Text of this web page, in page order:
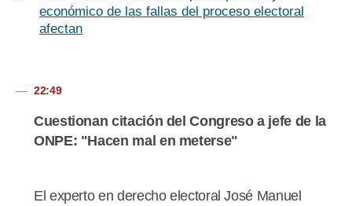
económico de las fallas del proceso electoral
afectan
22:49
Cuestionan citación del Congreso a jefe de la
ONPE: "Hacen mal en meterse"
El experto en derecho electoral José Manuel